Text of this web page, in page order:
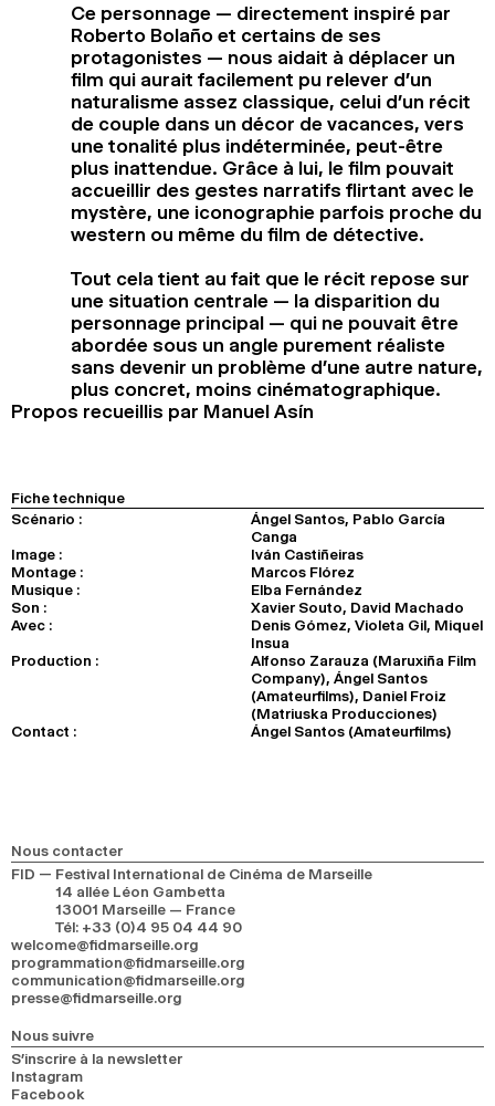
Ce personnage — directement inspiré par
Roberto Bolaño et certains de ses
protagonistes — nous aidait à déplacer un
film qui aurait facilement pu relever d’un
naturalisme assez classique, celui d’un récit
de couple dans un décor de vacances, vers
une tonalité plus indéterminée, peut-être
plus inattendue. Grâce à lui, le film pouvait
accueillir des gestes narratifs flirtant avec le
mystère, une iconographie parfois proche du
western ou même du film de détective.
Tout cela tient au fait que le récit repose sur
une situation centrale — la disparition du
personnage principal — qui ne pouvait être
abordée sous un angle purement réaliste
sans devenir un problème d’une autre nature,
plus concret, moins cinématographique.
Propos recueillis par Manuel Asín
Fiche technique
Scénario :
Ángel Santos, Pablo García
Canga
Image :
Iván Castiñeiras
Montage :
Marcos Flórez
Musique :
Elba Fernández
Son :
Xavier Souto, David Machado
Avec :
Denis Gómez, Violeta Gil, Miquel
Insua
Production :
Alfonso Zarauza (Maruxiña Film
Company), Ángel Santos
(Amateurfilms), Daniel Froiz
(Matriuska Producciones)
Contact :
Ángel Santos (Amateurfilms)
Nous contacter
FID — Festival International de Cinéma de Marseille
14 allée Léon Gambetta
13001 Marseille — France
Tél: +33 (0)4 95 04 44 90
welcome@fidmarseille.org
programmation@fidmarseille.org
communication@fidmarseille.org
presse@fidmarseille.org
Nous suivre
S’inscrire à la newsletter
Instagram
Facebook